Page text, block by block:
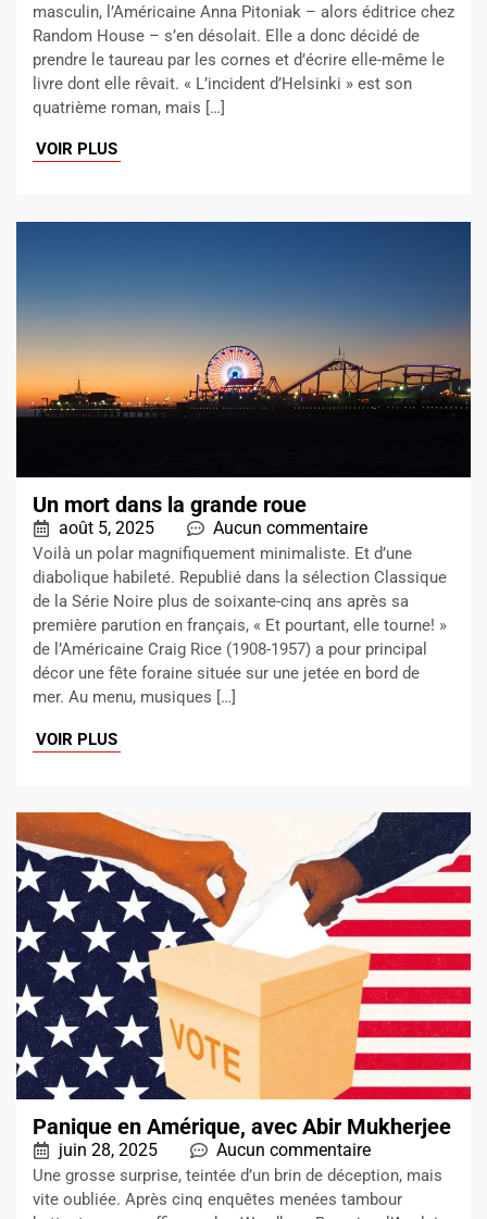
masculin, l’Américaine Anna Pitoniak – alors éditrice chez
Random House – s’en désolait. Elle a donc décidé de
prendre le taureau par les cornes et d’écrire elle-même le
livre dont elle rêvait. « L’incident d’Helsinki » est son
quatrième roman, mais […]
VOIR PLUS
Un mort dans la grande roue
août 5, 2025 Aucun commentaire
Voilà un polar magnifiquement minimaliste. Et d’une
diabolique habileté. Republié dans la sélection Classique
de la Série Noire plus de soixante-cinq ans après sa
première parution en français, « Et pourtant, elle tourne! »
de l’Américaine Craig Rice (1908-1957) a pour principal
décor une fête foraine située sur une jetée en bord de
mer. Au menu, musiques […]
VOIR PLUS
Panique en Amérique, avec Abir Mukherjee
juin 28, 2025 Aucun commentaire
Une grosse surprise, teintée d’un brin de déception, mais
vite oubliée. Après cinq enquêtes menées tambour